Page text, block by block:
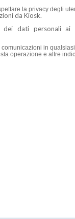
la privacy degli
da Kiosk.
dei dati personali ai
in
operazione e altre